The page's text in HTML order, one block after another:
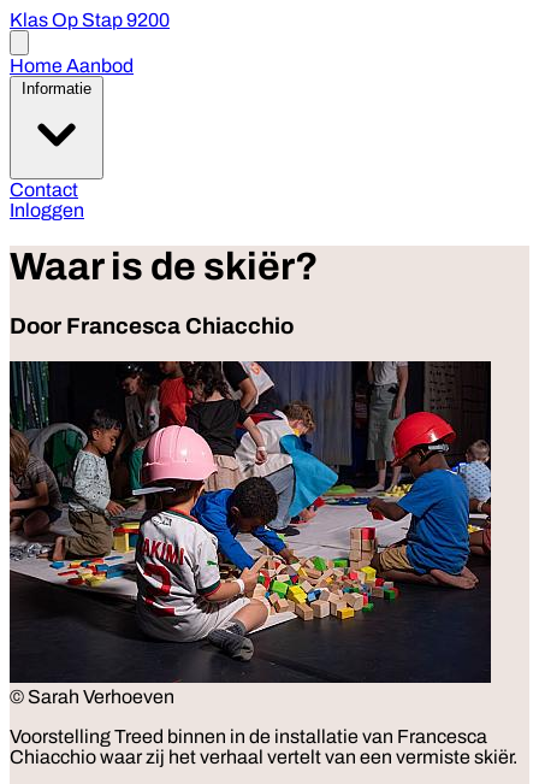
Klas Op Stap 9200
menu
HomeAanbod
Informatie
Contact
Inloggen
Waar is de skiër?
Door Francesca Chiacchio
© Sarah Verhoeven
VoorstellingTreed binnen in de installatie van Francesca
Chiacchio waar zij het verhaal vertelt van een vermiste skiër.